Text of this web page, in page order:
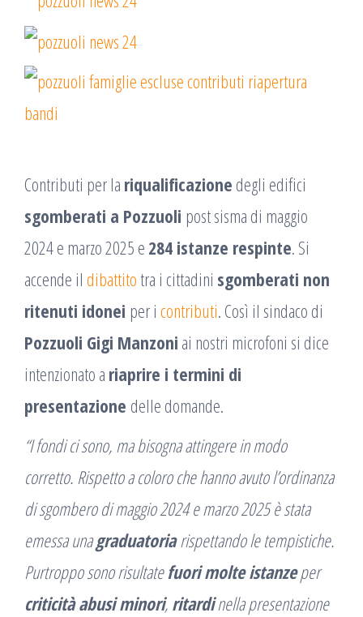
Contributi per la riqualificazione degli edifici
sgomberati a Pozzuoli post sisma di maggio
2024 e marzo 2025 e 284 istanze respinte. Si
accende il dibattito tra i cittadini sgomberati non
ritenuti idonei per i contributi. Così il sindaco di
Pozzuoli Gigi Manzoni ai nostri microfoni si dice
intenzionato a riaprire i termini di
presentazione delle domande.
“I fondi ci sono, ma bisogna attingere in modo
corretto. Rispetto a coloro che hanno avuto l’ordinanza
di sgombero di maggio 2024 e marzo 2025 è stata
emessa unagraduatoriarispettando le tempistiche.
Purtroppo sono risultatefuori molte istanzeper
criticità abusi minori, ritardinella presentazione